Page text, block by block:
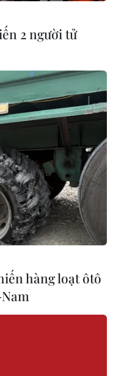
sỹ
2 người tử
hàng loạt ôtô